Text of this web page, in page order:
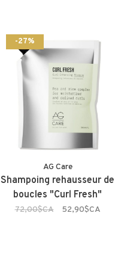
-27%
AG Care
Shampoing rehausseur de
boucles "Curl Fresh"
72,00$CA 52,90$CA